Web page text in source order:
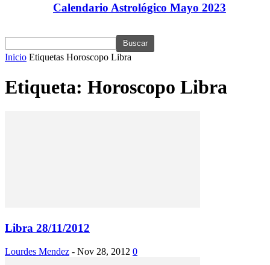
Calendario Astrológico Mayo 2023
Inicio Etiquetas Horoscopo Libra
Etiqueta: Horoscopo Libra
Libra 28/11/2012
Lourdes Mendez - Nov 28, 2012 0